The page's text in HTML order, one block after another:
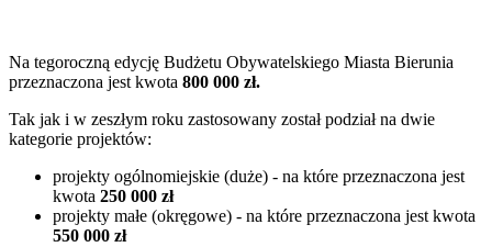
Na tegoroczną edycję Budżetu Obywatelskiego Miasta Bierunia
przeznaczona jest kwota 800 000 zł.
Tak jak i w zeszłym roku zastosowany został podział na dwie
kategorie projektów:
projekty ogólnomiejskie (duże) - na które przeznaczona jest
kwota 250 000 zł
projekty małe (okręgowe) - na które przeznaczona jest kwota
550 000 zł